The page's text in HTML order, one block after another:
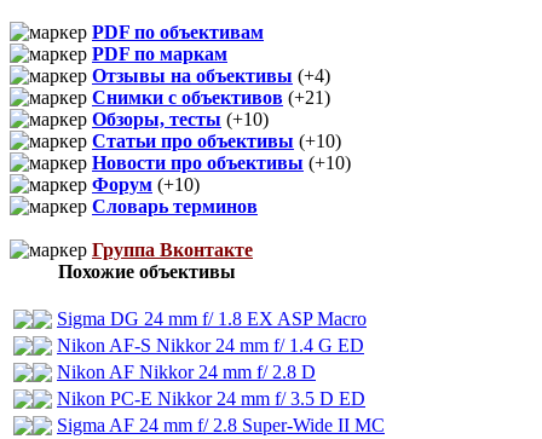
PDF по объективам
PDF по маркам
Отзывы на объективы (+4)
Снимки с объективов (+21)
Обзоры, тесты (+10)
Статьи про объективы (+10)
Новости про объективы (+10)
Форум (+10)
Словарь терминов
Группа Вконтакте
Похожие объективы
Sigma DG 24 mm f/ 1.8 EX ASP Macro
Nikon AF-S Nikkor 24 mm f/ 1.4 G ED
Nikon AF Nikkor 24 mm f/ 2.8 D
Nikon PC-E Nikkor 24 mm f/ 3.5 D ED
Sigma AF 24 mm f/ 2.8 Super-Wide II MC